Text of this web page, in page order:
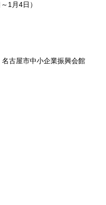
1月4日）
古屋市中小企業振興会館